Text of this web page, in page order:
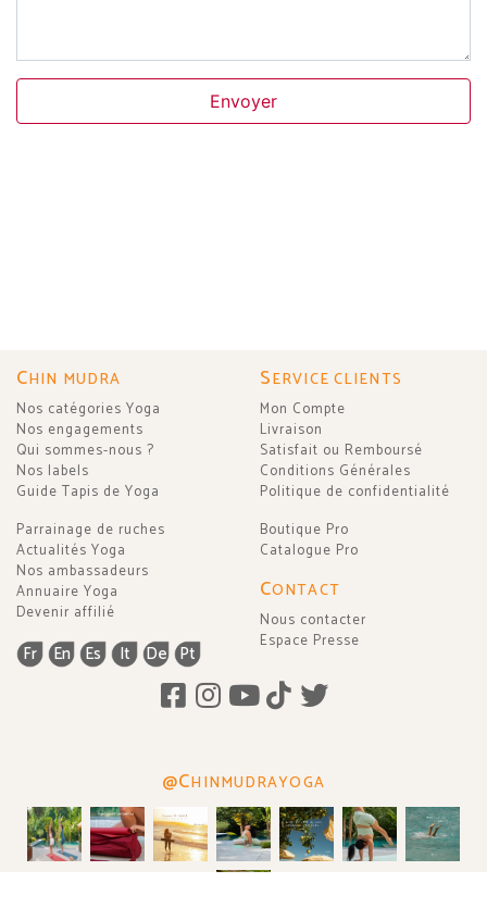
Envoyer
CHIN MUDRA
Nos catégories Yoga
Nos engagements
Qui sommes-nous ?
Nos labels
Guide Tapis de Yoga
Parrainage de ruches
Actualités Yoga
Nos ambassadeurs
Annuaire Yoga
Devenir affilié
Fr En Es It De Pt
SERVICE CLIENTS
Mon Compte
Livraison
Satisfait ou Remboursé
Conditions Générales
Politique de confidentialité
Boutique Pro
Catalogue Pro
CONTACT
Nous contacter
Espace Presse
@CHINMUDRAYOGA